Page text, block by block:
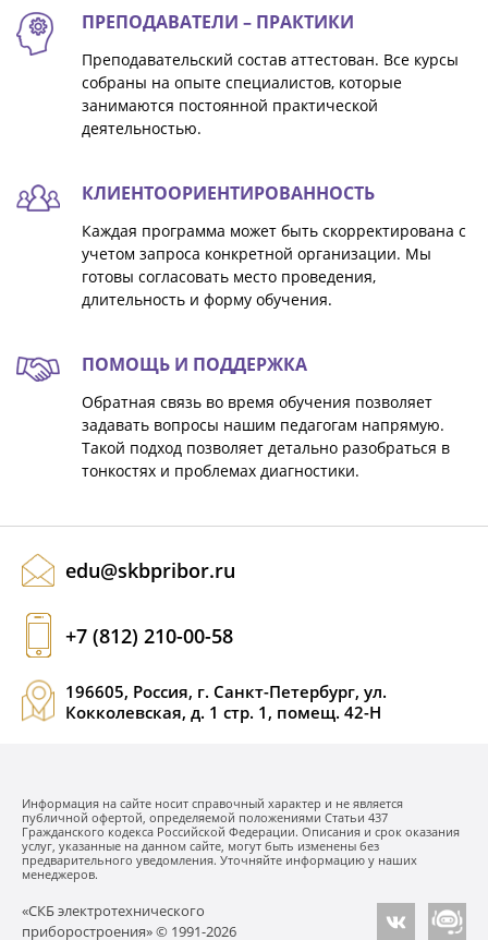
ПРЕПОДАВАТЕЛИ – ПРАКТИКИ
Преподавательский состав аттестован. Все курсы
собраны на опыте специалистов, которые
занимаются постоянной практической
деятельностью.
КЛИЕНТООРИЕНТИРОВАННОСТЬ
Каждая программа может быть скорректирована с
учетом запроса конкретной организации. Мы
готовы согласовать место проведения,
длительность и форму обучения.
ПОМОЩЬ И ПОДДЕРЖКА
Обратная связь во время обучения позволяет
задавать вопросы нашим педагогам напрямую.
Такой подход позволяет детально разобраться в
тонкостях и проблемах диагностики.
edu@skbpribor.ru
+7 (812) 210-00-58
196605, Россия, г. Санкт-Петербург, ул.
Кокколевская, д. 1 стр. 1, помещ. 42-Н
Информация на сайте носит справочный характер и не является
публичной офертой, определяемой положениями Статьи 437
Гражданского кодекса Российской Федерации. Описания и срок оказания
услуг, указанные на данном сайте, могут быть изменены без
предварительного уведомления. Уточняйте информацию у наших
менеджеров.
«СКБ электротехнического
приборостроения» © 1991-2026